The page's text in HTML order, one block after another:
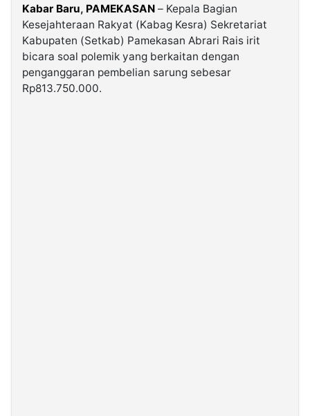
Kabarbaru.co
2026
Kabar Baru, PAMEKASAN – Kepala Bagian
Kesejahteraan Rakyat (Kabag Kesra) Sekretariat
Kabupaten (Setkab) Pamekasan Abrari Rais irit
bicara soal polemik yang berkaitan dengan
penganggaran pembelian sarung sebesar
Rp813.750.000.